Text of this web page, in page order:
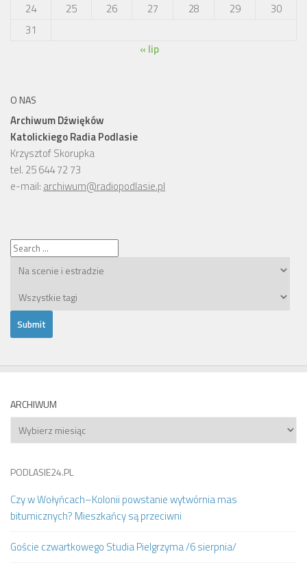
24
25 26 27 28 29
30
31
« lip
O NAS
Archiwum Dźwięków
Katolickiego Radia Podlasie
Krzysztof Skorupka
tel. 25 644 72 73
e-mail: archiwum@radiopodlasie.pl
ARCHIWUM
Archiwum
PODLASIE24.PL
Czy w Wołyńcach–Kolonii powstanie wytwórnia mas
bitumicznych? Mieszkańcy są przeciwni
Goście czwartkowego Studia Pielgrzyma /6 sierpnia/